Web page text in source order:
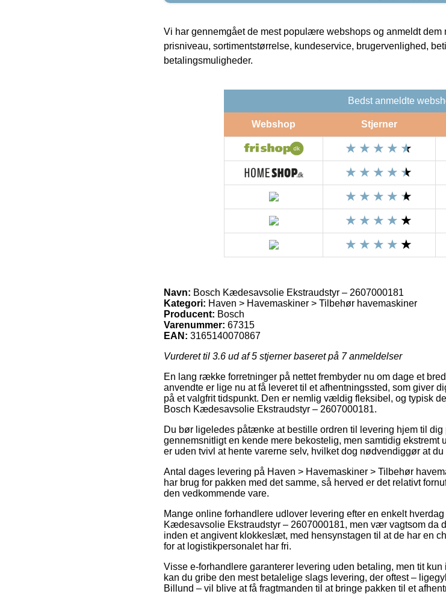
Vi har gennemgået de mest populære webshops og anmeldt dem
prisniveau, sortimentstørrelse, kundeservice, brugervenlighed,
betalingsmuligheder.
Bedst anmeldte
Webshop Stjerner
Navn: Bosch Kædesavsolie Ekstraudstyr – 2607000181
Kategori: Haven > Havemaskiner > Tilbehør havemaskiner
Producent: Bosch
Varenummer: 67315
EAN: 3165140070867
Vurderet til 3.6 ud af 5 stjerner baseret på 7anmeldelser
En lang række forretninger på nettet frembyder nu om dage et
anvendte er lige nu at få leveret til et afhentningssted, som giver
på et valgfrit tidspunkt. Den er nemlig vældig fleksibel, og typisk
Bosch Kædesavsolie Ekstraudstyr – 2607000181.
Du bør ligeledes påtænke at bestille ordren til levering hjem til
gennemsnitligt en kende mere bekostelig, men samtidig
er uden tvivl at hente varerne selv, hvilket dog nødvendiggør at
Antal dages levering på Haven > Havemaskiner > Tilbehør
har brug for pakken med det samme, så herved er det relativt
den vedkommende vare.
Mange online forhandlere udlover levering efter en enkelt
Kædesavsolie Ekstraudstyr – 2607000181, men vær vagtsom da
inden et angivent klokkeslæt, med hensynstagen til at de har en
for at logistikpersonalet har fri.
Visse e-forhandlere garanterer levering uden betaling, men tit
kan du gribe den mest betalelige slags levering, der oftest –
Billund – vil blive at få fragtmanden til at bringe pakken til et